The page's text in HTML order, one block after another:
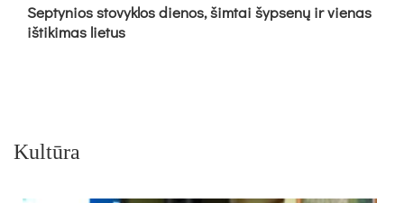
Sep­ty­nios sto­vyk­los die­nos, šim­tai šyp­se­nų ir vie­nas
iš­ti­ki­mas lie­tus
Kultūra